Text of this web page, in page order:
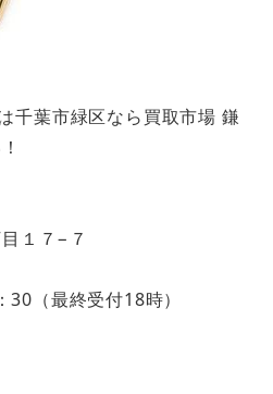
千葉市緑区なら買取市場 鎌
１７−７
（最終受付18時）